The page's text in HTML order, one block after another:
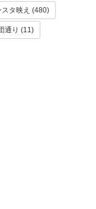
スタ映え (480)
通り (11)